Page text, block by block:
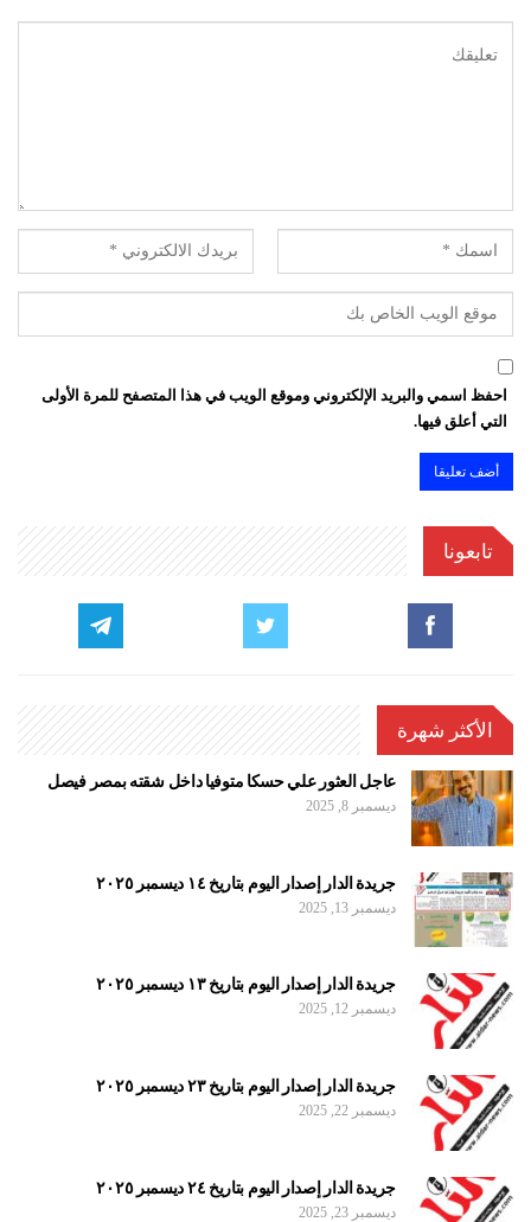
احفظ اسمي والبريد الإلكتروني وموقع الويب في هذا المتصفح للمرة الأولى
التي أعلق فيها.
تابعونا
الأكثر شهرة
عاجل العثور علي حسكا متوفيا داخل شقته بمصر فيصل
ديسمبر 8, 2025
جريدة الدار إصدار اليوم بتاريخ ١٤ ديسمبر ٢٠٢٥
ديسمبر 13, 2025
جريدة الدار إصدار اليوم بتاريخ ١٣ ديسمبر ٢٠٢٥
ديسمبر 12, 2025
جريدة الدار إصدار اليوم بتاريخ ٢٣ ديسمبر ٢٠٢٥
ديسمبر 22, 2025
جريدة الدار إصدار اليوم بتاريخ ٢٤ ديسمبر ٢٠٢٥
ديسمبر 23, 2025